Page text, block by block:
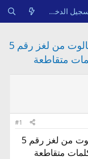
تسجيل الدخول
حل سؤال من قائد معركة عين جالوت من لغز رقم 5
متقاطعة
#1
حل سؤال من قائد معركة عين جالوت من لغز رقم 5
متقاطعة